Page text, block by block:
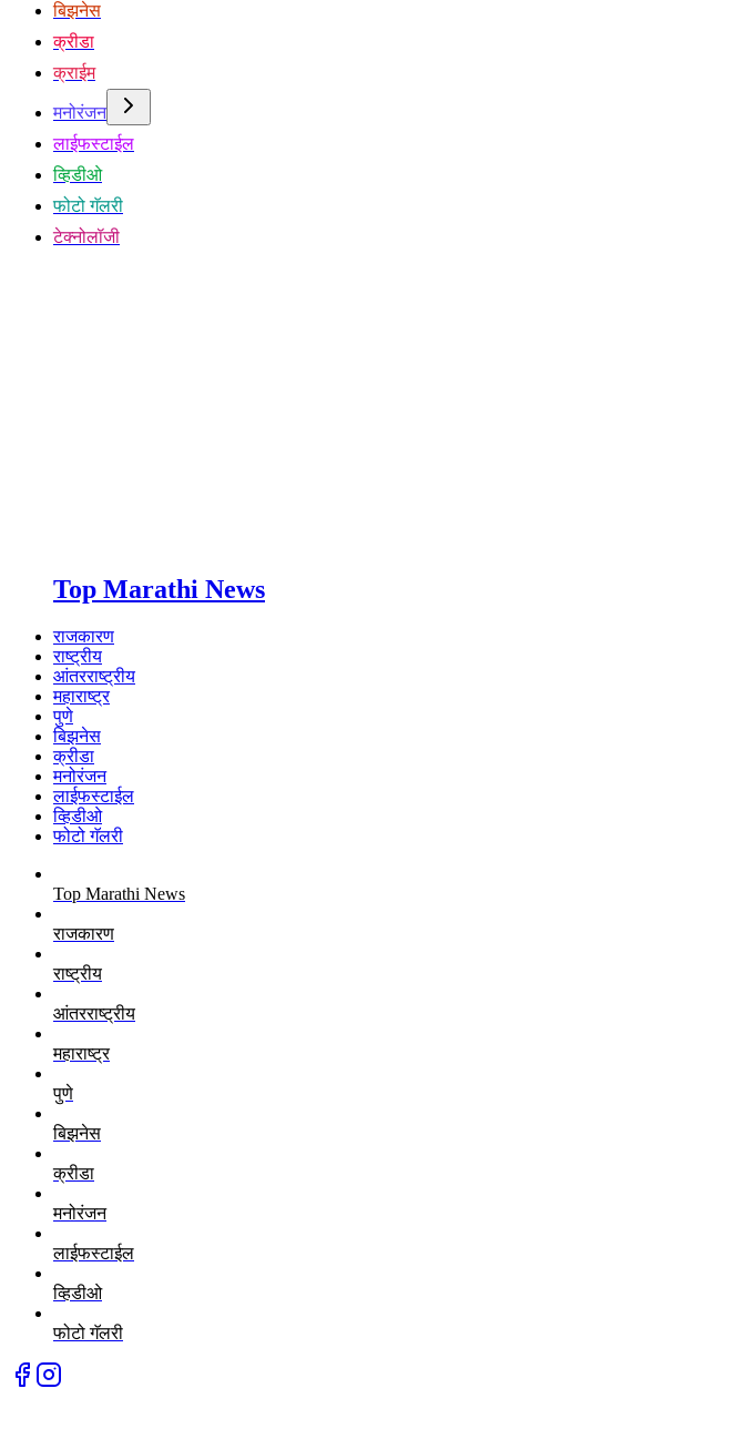
बिझनेस
क्रीडा
क्राईम
मनोरंजन
लाईफस्टाईल
व्हिडीओ
फोटो गॅलरी
टेक्नोलॉजी
Top Marathi News
राजकारण
राष्ट्रीय
आंतरराष्ट्रीय
महाराष्ट्र
पुणे
बिझनेस
क्रीडा
मनोरंजन
लाईफस्टाईल
व्हिडीओ
फोटो गॅलरी
Top Marathi News
राजकारण
राष्ट्रीय
आंतरराष्ट्रीय
महाराष्ट्र
पुणे
बिझनेस
क्रीडा
मनोरंजन
लाईफस्टाईल
व्हिडीओ
फोटो गॅलरी